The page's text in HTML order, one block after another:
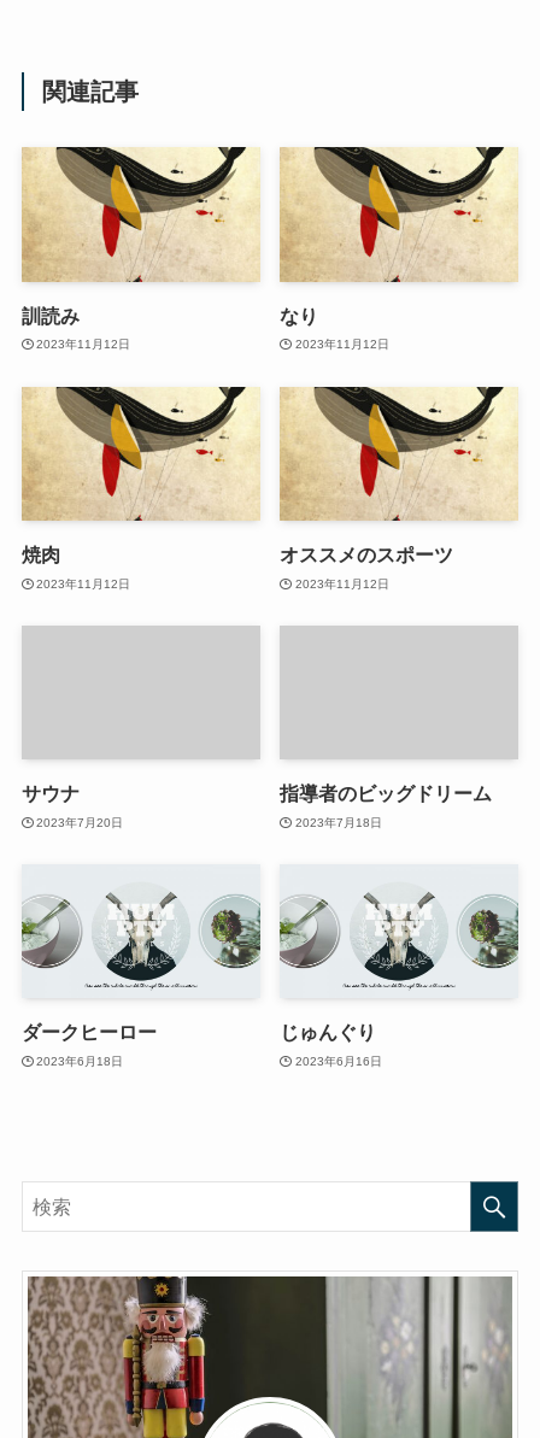
関連記事
訓読み
2023年11月12日
なり
2023年11月12日
焼肉
2023年11月12日
オススメのスポーツ
2023年11月12日
サウナ
2023年7月20日
指導者のビッグドリーム
2023年7月18日
ダークヒーロー
2023年6月18日
じゅんぐり
2023年6月16日